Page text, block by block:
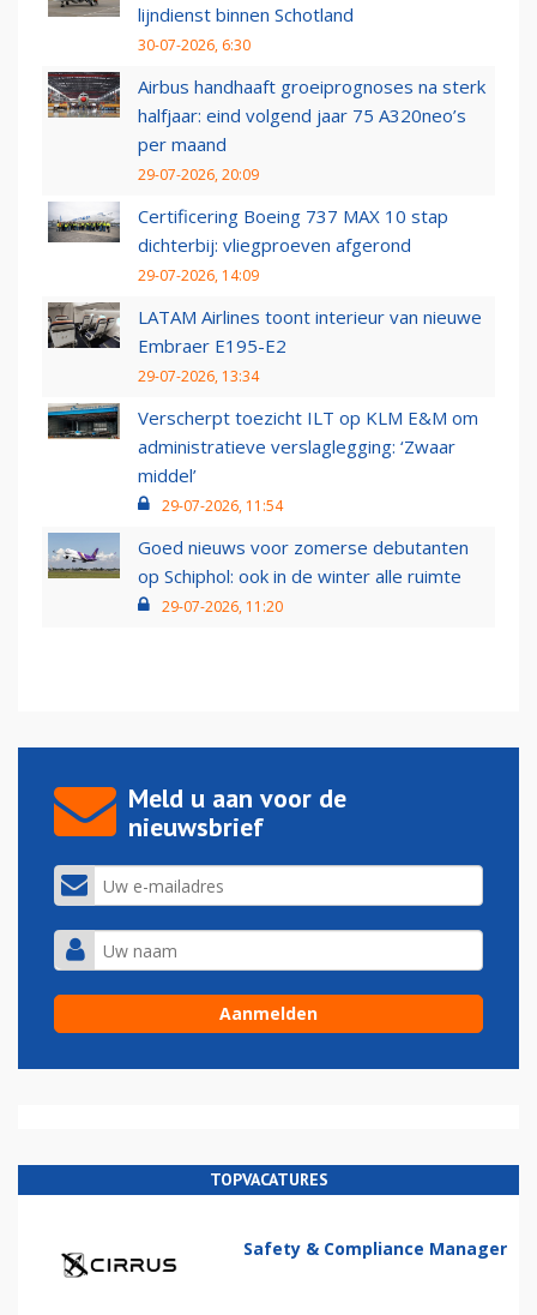
lijndienst binnen Schotland
30-07-2026, 6:30
Airbus handhaaft groeiprognoses na sterk
halfjaar: eind volgend jaar 75 A320neo’s
per maand
29-07-2026, 20:09
Certificering Boeing 737 MAX 10 stap
dichterbij: vliegproeven afgerond
29-07-2026, 14:09
LATAM Airlines toont interieur van nieuwe
Embraer E195-E2
29-07-2026, 13:34
Verscherpt toezicht ILT op KLM E&M om
administratieve verslaglegging: ‘Zwaar
middel’
29-07-2026, 11:54
Goed nieuws voor zomerse debutanten
op Schiphol: ook in de winter alle ruimte
29-07-2026, 11:20
Meld u aan voor de
nieuwsbrief
TOPVACATURES
Safety & Compliance Manager